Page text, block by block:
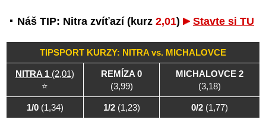
Náš TIP: Nitra zvíťazí (kurz 2,01) Stavte si TU
TIPSPORT KURZY: NITRA vs. MICHALOVCE
NITRA 1 (2,01)
⭐
REMÍZA 0
(3,99)
MICHALOVCE 2
(3,18)
1/0(1,34) 1/2(1,23) 0/2 (1,77)